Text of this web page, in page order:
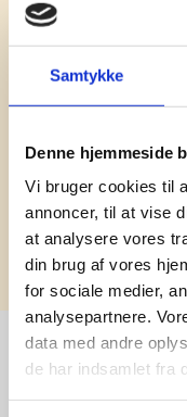
Samtykke
Denne hjemmeside
Vi bruger cookies til
annoncer, til at vise
at analysere vores
din brug af vores
for sociale medier,
analysepartnere.
data med andre
de har indsamlet fra
til din virksomhed.
har ydet